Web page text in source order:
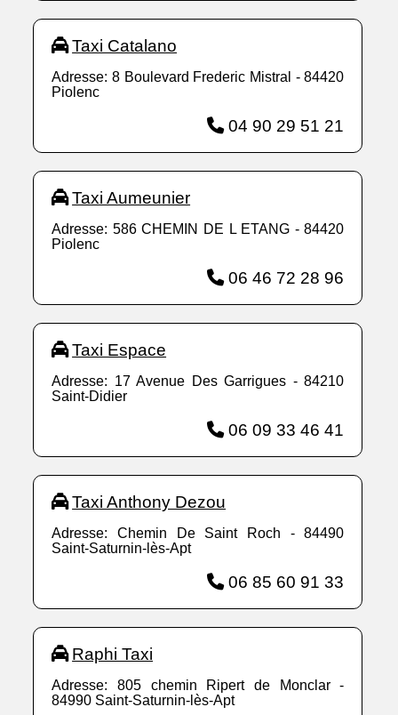
Taxi Catalano
Adresse: 8 Boulevard Frederic Mistral - 84420
Piolenc
04 90 29 51 21
Taxi Aumeunier
Adresse: 586 CHEMIN DE L ETANG - 84420
Piolenc
06 46 72 28 96
Taxi Espace
Adresse: 17 Avenue Des Garrigues - 84210
Saint-Didier
06 09 33 46 41
Taxi Anthony Dezou
Adresse: Chemin De Saint Roch - 84490
Saint-Saturnin-lès-Apt
06 85 60 91 33
Raphi Taxi
Adresse: 805 chemin Ripert de Monclar -
84990 Saint-Saturnin-lès-Apt